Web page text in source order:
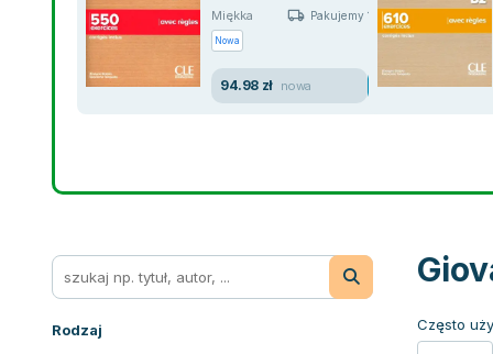
Miękka Pakujemy 10.08
Nowa
94.98 zł nowa
Rodzaj Często